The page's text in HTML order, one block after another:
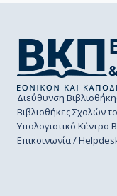
Διεύθυνση
Βιβλιοθήκες Σχολών
Υπολογιστικό Κέντρο
Επικοινωνία /